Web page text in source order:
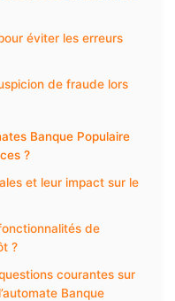
éviter les erreurs
de fraude lors
Banque Populaire
?
et leur impact sur le
de
?
courantes sur
Banque